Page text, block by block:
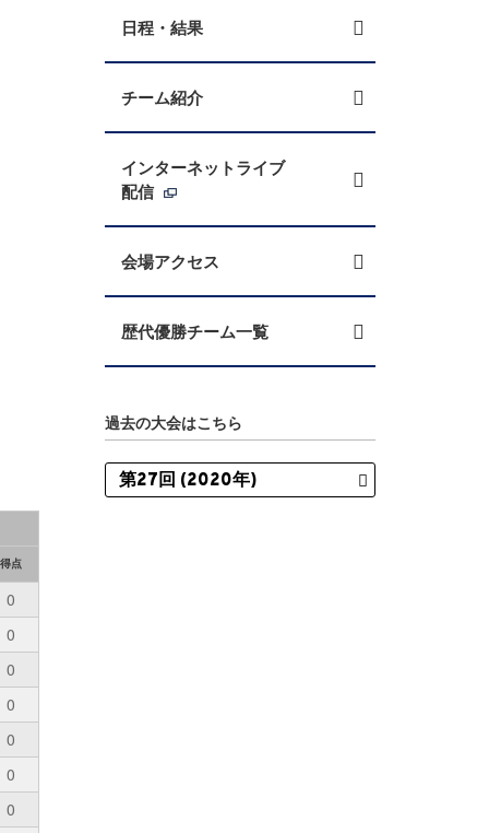
得点
0
0
0
0
0
0
0
日程・結果
チーム紹介
インターネットライブ
配信
会場アクセス
歴代優勝チーム一覧
過去の大会はこちら